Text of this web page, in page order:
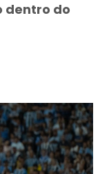
dentro do